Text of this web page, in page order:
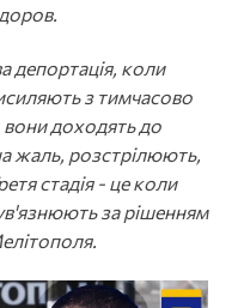
депортація, коли
з тимчасово
доходять до
жаль, розстрілюють,
стадія - це коли
за рішенням